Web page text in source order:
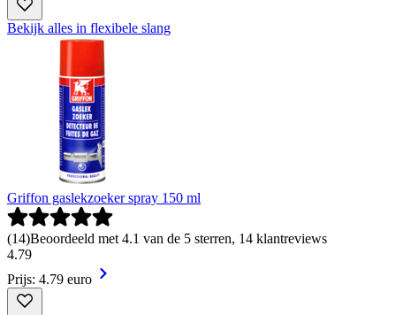
Bekijk alles in flexibele slang
Griffon gaslekzoeker spray 150 ml
(14)Beoordeeld met 4.1 van de 5 sterren, 14 klantreviews
4.79
Prijs: 4.79 euro